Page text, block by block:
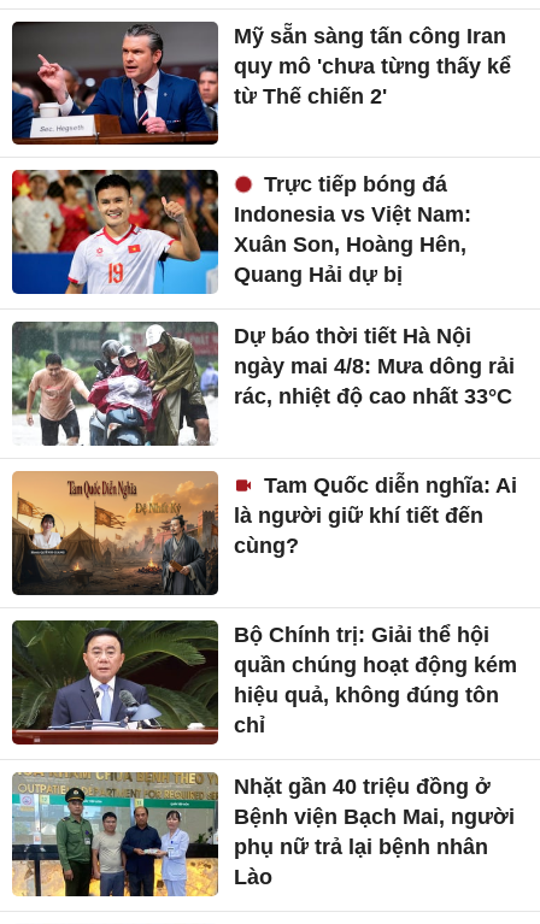
Mỹ sẵn sàng tấn công Iran
quy mô 'chưa từng thấy kể
từ Thế chiến 2'
Trực tiếp bóng đá
Indonesia vs Việt Nam:
Xuân Son, Hoàng Hên,
Quang Hải dự bị
Dự báo thời tiết Hà Nội
ngày mai 4/8: Mưa dông rải
rác, nhiệt độ cao nhất 33°C
Tam Quốc diễn nghĩa: Ai
là người giữ khí tiết đến
cùng?
Bộ Chính trị: Giải thể hội
quần chúng hoạt động kém
hiệu quả, không đúng tôn
chỉ
Nhặt gần 40 triệu đồng ở
Bệnh viện Bạch Mai, người
phụ nữ trả lại bệnh nhân
Lào